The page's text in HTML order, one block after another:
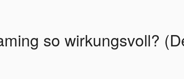
so wirkungsvoll?